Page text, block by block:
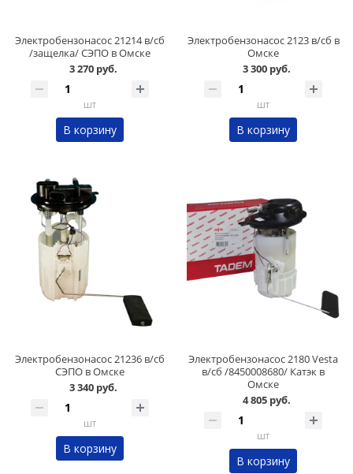
Электробензонасос 21214 в/сб
/защелка/ СЭПО в Омске
3 270 руб.
шт
В корзину
Электробензонасос 2123 в/сб в
Омске
3 300 руб.
шт
В корзину
Электробензонасос 21236 в/сб
СЭПО в Омске
3 340 руб.
шт
В корзину
Электробензонасос 2180 Vesta
в/сб /8450008680/ Катэк в
Омске
4 805 руб.
шт
В корзину